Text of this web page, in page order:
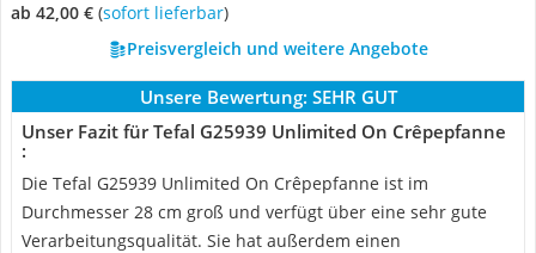
ab 42,00 € ( Sofort lieferbar)
Preisvergleich und weitere Angebote
Unsere Bewertung: SEHR GUT
Unser Fazit für Tefal G25939 Unlimited On Crêpepfanne
:
Die Tefal G25939 Unlimited On Crêpepfanne ist im
Durchmesser 28 cm groß und verfügt über eine sehr gute
Verarbeitungsqualität. Sie hat außerdem einen